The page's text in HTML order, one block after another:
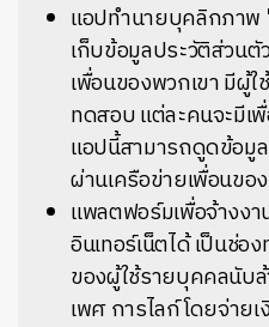
แอปทำนายบุคลิกภา
เก็บข้อมูลประวัติส่วน
เพื่อนของพวกเขา มีผู้
ทดสอบ แต่ละคนจะมีเ
แอปนี้สามารถดูดข้อมู
ผ่านเครือข่ายเพื่อนขอ
แพลตฟอร์มเพื่อจ้างง
อินเทอร์เน็ตได้ เป็นช่อ
ของผู้ใช้รายบุคคลนับ
เพศ การไลก์ โดยจ่า